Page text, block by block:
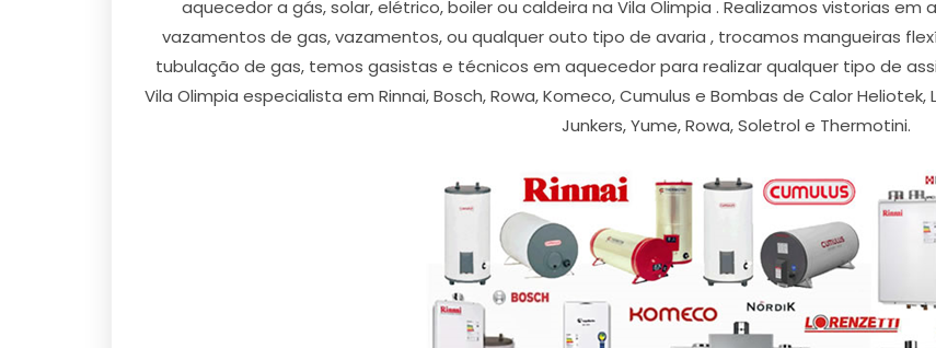
aquecedor a gás, solar, elétrico, boiler ou caldeira na Vila Olimpia . Realizamos vistorias
vazamentos de gas, vazamentos, ou qualquer outo tipo de avaria , trocamos mangueiras
tubulação de gas, temos gasistas e técnicos em aquecedor para realizar qualquer tipo de
Vila Olimpia especialista em Rinnai, Bosch, Rowa, Komeco, Cumulus e Bombas de Calor Heliotek,
Junkers, Yume, Rowa, Soletrol e Thermotini.